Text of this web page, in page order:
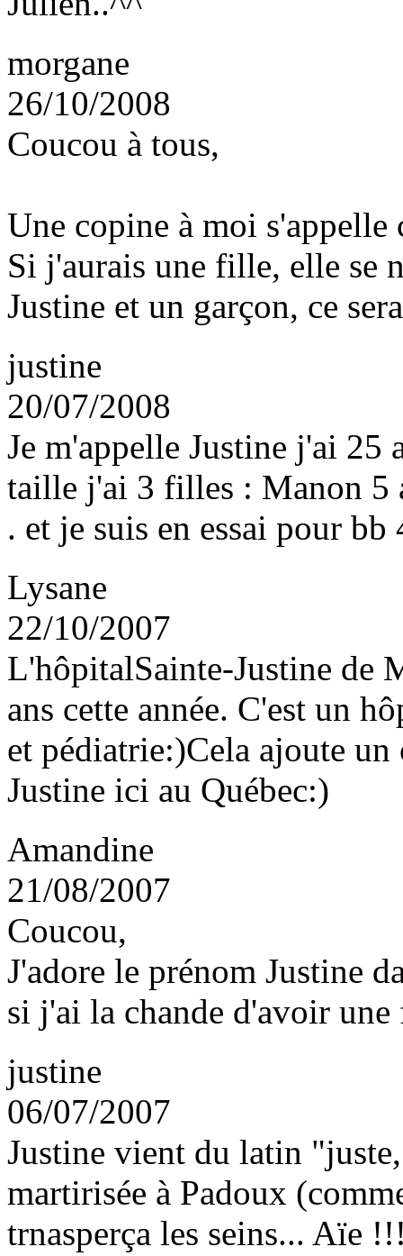
morgane
26/10/2008
Coucou à tous,
Une copine à moi s'appelle
Si j'aurais une fille, elle se
Justine et un garçon, ce
justine
20/07/2008
Je m'appelle Justine j'ai 25
taille j'ai 3 filles : Manon 5
. et je suis en essai pour bb
Lysane
22/10/2007
L'hôpitalSainte-Justine de
ans cette année. C'est un
et pédiatrie:)Cela ajoute
Justine ici au Québec:)
Amandine
21/08/2007
Coucou,
J'adore le prénom Justine
si j'ai la chande d'avoir
justine
06/07/2007
Justine vient du latin
martirisée à Padoux
trnasperça les seins... Aïe